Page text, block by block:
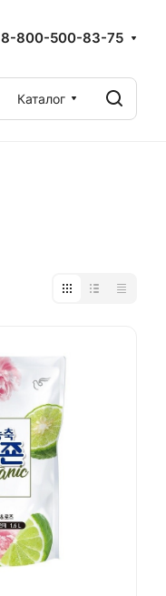
8-800-500-83-75
Каталог